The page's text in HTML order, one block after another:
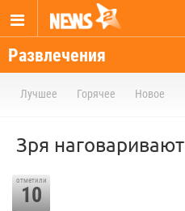
Развлечения
Лучшее Горячее Новое
Зря наговаривают
отметили
10